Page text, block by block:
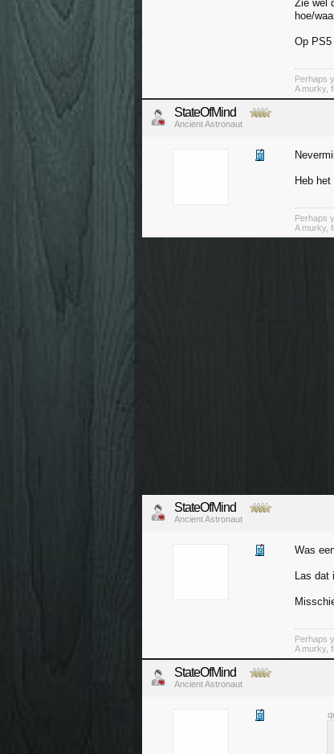
Zie wel
hoe/
Op PS5
Perhaps
A murky,
StateOfMind
Ancient Astronaut
Heb het
Perhaps
A murky,
StateOfMind
Ancient Astronaut
Was
Las dat
Perhaps
A murky,
StateOfMind
Ancient Astronaut